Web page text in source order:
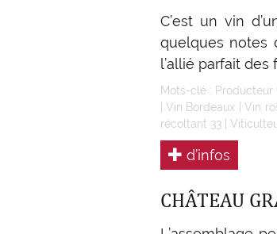
C’est un vin
quelques notes
l’allié parfait des
Mots-clé : Producteur
|Vin Bordeaux |Vin
récoltant 33|
d’infos
CHÂTEAU